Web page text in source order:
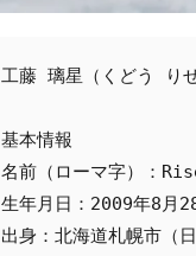
工藤 璃星（くどう り
基本情報
名前（ローマ字）：
生年月日：2009年8月
出身：北海道札幌市（日